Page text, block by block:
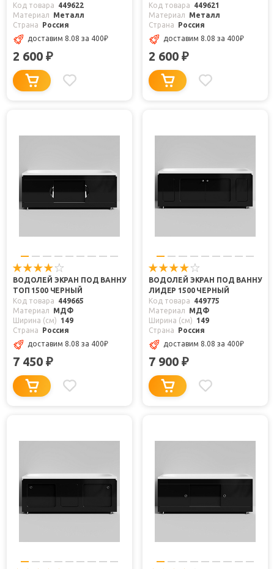
Код товара
449622
Материал
Металл
Страна
Россия
доставим 8.08 за 400₽
2 600 ₽
Код товара
449621
Материал
Металл
Страна
Россия
доставим 8.08 за 400₽
2 600 ₽
ВОДОЛЕЙ ЭКРАН ПОД ВАННУ
ТОП 1500 ЧЕРНЫЙ
Код товара
449665
Материал
МДФ
Ширина (см)
149
Страна
Россия
доставим 8.08 за 400₽
7 450 ₽
ВОДОЛЕЙ ЭКРАН ПОД ВАННУ
ЛИДЕР 1500 ЧЕРНЫЙ
Код товара
449775
Материал
МДФ
Ширина (см)
149
Страна
Россия
доставим 8.08 за 400₽
7 900 ₽